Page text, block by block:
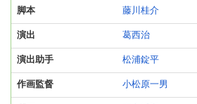
脚本 藤川桂介
演出 葛西治
演出助手 松浦錠平
作画監督 小松原一男